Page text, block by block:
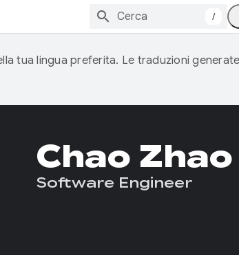
/
tua lingua preferita. Le traduzioni
Chao Zhao
Software Engineer